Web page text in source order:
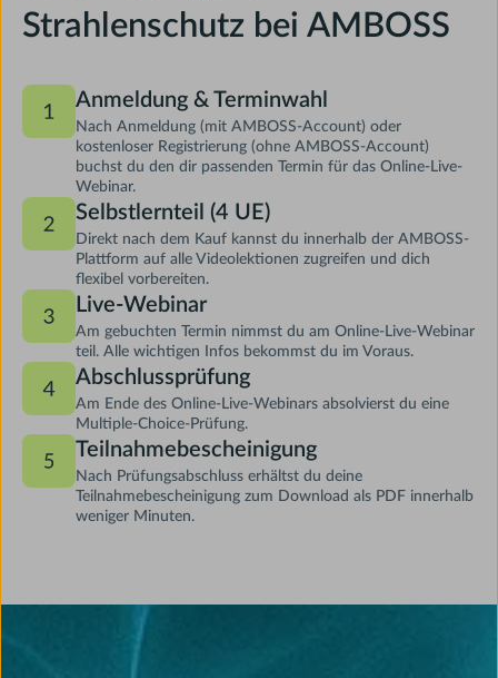
Strahlenschutz bei AMBOSS
Anmeldung & Terminwahl
Nach Anmeldung (mit AMBOSS-Account) oder
kostenloser Registrierung (ohne AMBOSS-Account)
buchst du den dir passenden Termin für das Online-Live-
Webinar.
Selbstlernteil (4 UE)
Direkt nach dem Kauf kannst du innerhalb der AMBOSS-
Plattform auf alle Videolektionen zugreifen und dich
flexibel vorbereiten.
Live-Webinar
Am gebuchten Termin nimmst du am Online-Live-Webinar
teil. Alle wichtigen Infos bekommst du im Voraus.
Abschlussprüfung
Am Ende des Online-Live-Webinars absolvierst du eine
Multiple-Choice-Prüfung.
Teilnahmebescheinigung
Nach Prüfungsabschluss erhältst du deine
Teilnahmebescheinigung zum Download als PDF innerhalb
weniger Minuten.